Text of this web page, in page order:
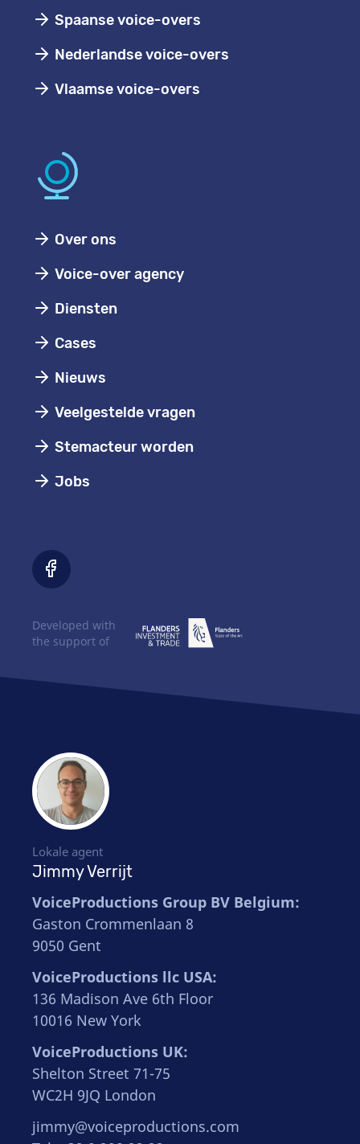
Spaanse voice-overs
Nederlandse voice-overs
Vlaamse voice-overs
Over ons
Voice-over agency
Diensten
Cases
Nieuws
Veelgestelde vragen
Stemacteur worden
Jobs
Lokale agent
Jimmy Verrijt
VoiceProductions Group BV Belgium:
Gaston Crommenlaan 8
9050 Gent
VoiceProductions llc USA:
136 Madison Ave 6th Floor
10016 New York
VoiceProductions UK:
Shelton Street 71-75
WC2H 9JQ London
jimmy@voiceproductions.com
Developed with
the support of